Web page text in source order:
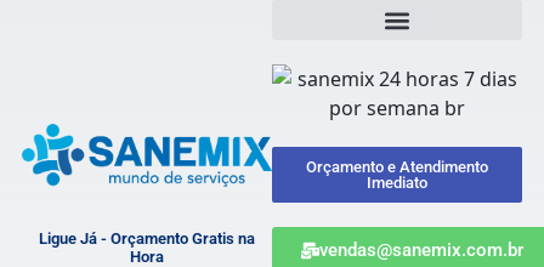
Ligue Já - Orçamento Gratis na
Hora
Orçamento e Atendimento
Imediato
vendas@sanemix.com.br